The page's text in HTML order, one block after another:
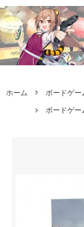
ホーム ボードゲー
ボードゲー